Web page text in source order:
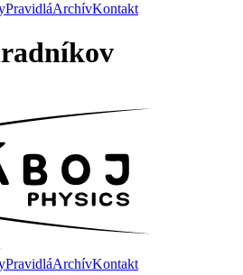
PravidláArchívKontakt
PravidláArchívKontakt